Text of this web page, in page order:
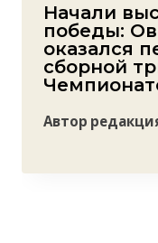
Начали
победы:
оказался
сборной
Автор